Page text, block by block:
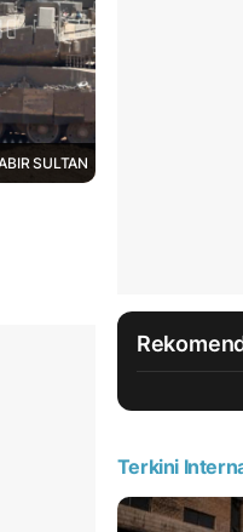
SULTAN
Terkini